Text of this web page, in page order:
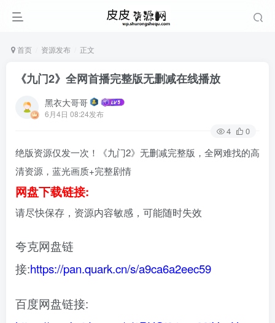
首页 资源发布 正文
《九门2》全网首播完整版无删减在线播放
黑衣大哥哥
6月4日 08:24发布
4 0
绝版资源仅发一次！《九门2》无删减完整版，全网难找的高
清资源，蓝光画质+完整剧情
网盘下载链接:
请尽快保存，资源内容敏感，可能随时失效
夸克网盘链
接:https://pan.quark.cn/s/a9ca6a2eec59
百度网盘链接: